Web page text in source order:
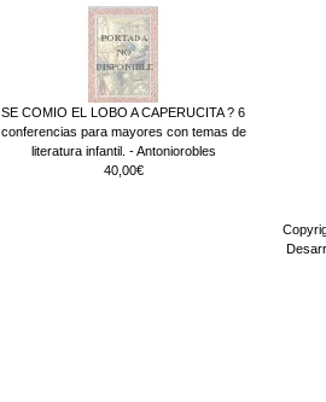
SE COMIO EL LOBO A CAPERUCITA ? 6
conferencias para mayores con temas de
literatura infantil. - Antoniorobles
40,00€